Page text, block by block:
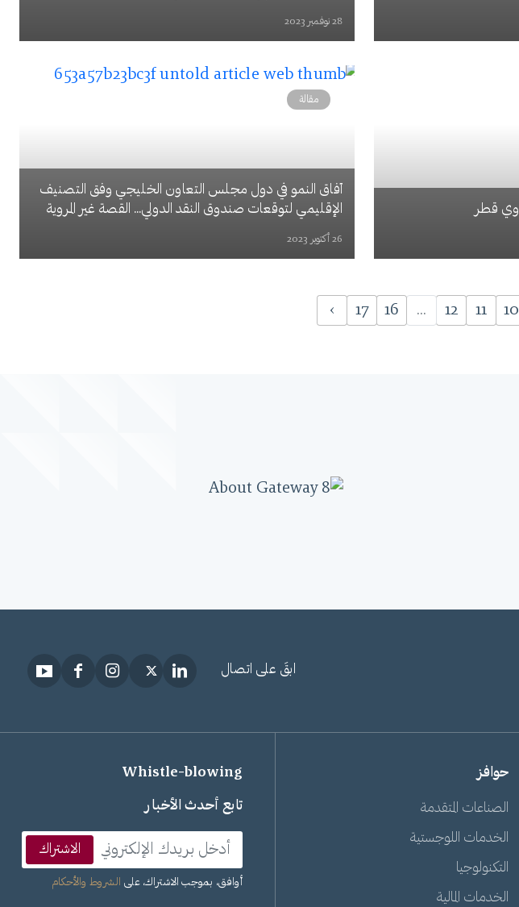
28 نوفمبر 2023
مقالة
آفاق النمو في دول مجلس التعاون الخليجي وفق التصنيف
الإقليمي لتوقعات صندوق النقد الدولي... القصة غير المروية
26 أكتوبر 2023
10
11
12
...
16
17
›
ابقَ على اتصال
حوافز
الصناعات المتقدمة
الخدمات اللوجستية
التكنولوجيا
الخدمات المالية
Whistle-blowing
تابع أحدث الأخبار
الاشتراك
أوافق، بموجب الاشتراك، على الشروط والأحكام